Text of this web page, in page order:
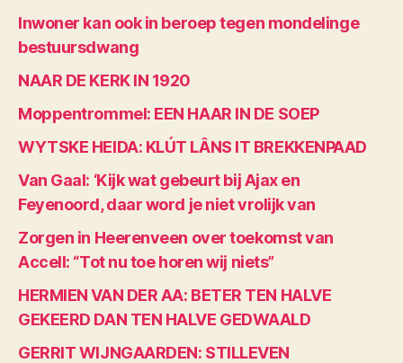
Inwoner kan ook in beroep tegen mondelinge
bestuursdwang
NAAR DE KERK IN 1920
Moppentrommel: EEN HAAR IN DE SOEP
WYTSKE HEIDA: KLÚT LÂNS IT BREKKENPAAD
Van Gaal: ‘Kijk wat gebeurt bij Ajax en
Feyenoord, daar word je niet vrolijk van
Zorgen in Heerenveen over toekomst van
Accell: “Tot nu toe horen wij niets”
HERMIEN VAN DER AA: BETER TEN HALVE
GEKEERD DAN TEN HALVE GEDWAALD
GERRIT WIJNGAARDEN: STILLEVEN